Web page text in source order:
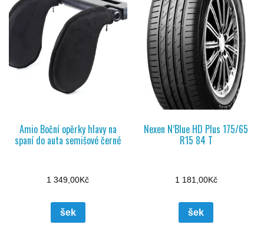
Amio Boční opěrky hlavy na
spaní do auta semišové černé
1 349,00Kč
šek
Nexen N’Blue HD Plus 175/65
R15 84 T
1 181,00Kč
šek